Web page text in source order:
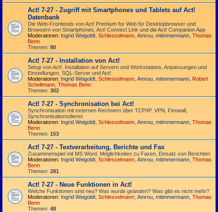
Act! 7-27 - Zugriff mit Smart­phones und Tablets auf Act!
Datenbank
Die Web-Frontends von Act! Premium for Web für Desktop­browser und
Browsern von Smart­phones, Act! Connect Link und die Act! Companion App
Moderatoren: Ingrid Weigoldt Schlesselmann Amrou mtimmermann Thomas
Benn
Themen: 80
Act! 7-27 - Installation von Act!
Setup von Act!, Installation auf Servern und Workstations, Anpassungen und
Einstellungen, SQL-Server und Act!
Moderatoren: Ingrid Weigoldt Schlesselmann Amrou mtimmermann Robert
Schellmann Thomas Benn
Themen: 302
Act! 7-27 - Synchronisation bei Act!
Synchro­nisation mit externen Rechnern über TCP/IP, VPN, Firewall,
Synchroni­sations­dienst
Moderatoren: Ingrid Weigoldt Schlesselmann Amrou mtimmermann Thomas
Benn
Themen: 153
Act! 7-27 - Text­­ver­arbei­tung, Berichte und Fax
Zusammenspiel mit MS Word, Möglichkeiten zu Faxen, Einsatz von Berichten
Moderatoren: Ingrid Weigoldt Schlesselmann Amrou mtimmermann Thomas
Benn
Themen: 281
Act! 7-27 - Neue Funktionen in Act!
Welche Funktionen sind neu? Was wurde geändert? Was gibt es nicht mehr?
Moderatoren: Ingrid Weigoldt Schlesselmann Amrou mtimmermann Thomas
Benn
Themen: 48